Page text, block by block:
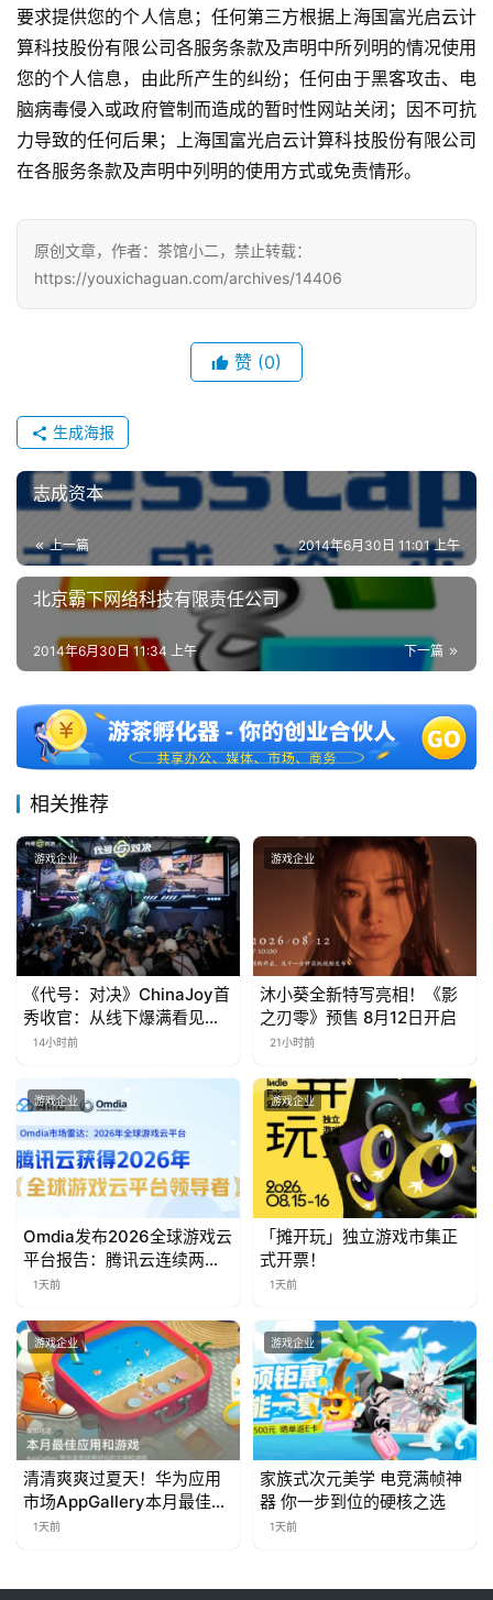
0
日
游
茶
对
会
上
文
(
国
要求提供您的个人信息；任何第三方根据上海国富光启云计
算科技股份有限公司各服务条款及声明中所列明的情况使用
您的个人信息，由此所产生的纠纷；任何由于黑客攻击、电
脑病毒侵入或政府管制而造成的暂时性网站关闭；因不可抗
力导致的任何后果；上海国富光启云计算科技股份有限公司
在各服务条款及声明中列明的使用方式或免责情形。
原创文章，作者：茶馆小二，禁止转载：
https://youxichaguan.com/archives/14406
赞 (0)
生成海报
志成资本
上一篇 2014年6月30日 11:01 上午
北京霸下网络科技有限责任公司
下一篇
2014年6月30日 11:34 上午
相关推荐
游戏企业
《代号：对决》ChinaJoy首
秀收官：从线下爆满看见玩
家的真实期待
14小时前
游戏企业
沐小葵全新特写亮相！《影
之刃零》预售 8月12日开启
21小时前
游戏企业
Omdia发布2026全球游戏云
平台报告：腾讯云连续两年
入选“领导者”象限
1天前
游戏企业
「摊开玩」独立游戏市集正
式开票！
1天前
游戏企业
清清爽爽过夏天！华为应用
市场AppGallery本月最佳上
新，款款提升幸福感
1天前
游戏企业
家族式次元美学 电竞满帧神
器 你一步到位的硬核之选
1天前